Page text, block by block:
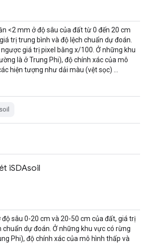
<2 mm ở độ sâu của đất từ 0 đến 20 cm
trị trung bình và độ lệch chuẩn dự đoán.
giá trị pixel bằng x/100. Ở những khu
là ở Trung Phi), độ chính xác của mô
hiện tượng như dải màu (vệt sọc) …
soil
iSDAsoil
sâu 0-20 cm và 20-50 cm của đất, giá trị
chuẩn dự đoán. Ở những khu vực có rừng
Phi), độ chính xác của mô hình thấp và